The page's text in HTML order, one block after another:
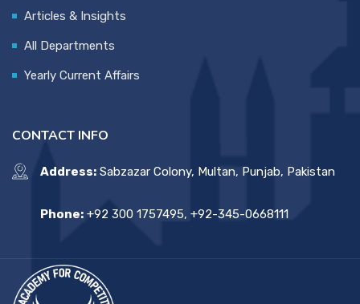
Articles & Insights
All Departments
Yearly Current Affairs
CONTACT INFO
Address: Sabzazar Colony, Multan, Punjab, Pakistan
Phone: +92 300 1757495, +92-345-0668111